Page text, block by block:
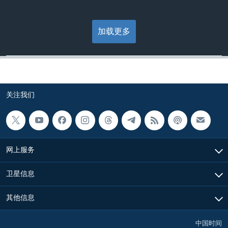
加载更多
关注我们
网上服务
卫星信息
其他信息
中国时间